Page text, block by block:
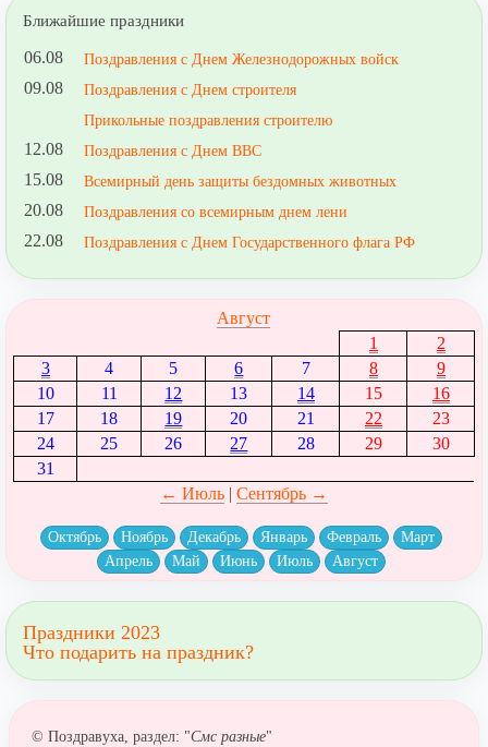
Ближайшие праздники
06.08 Поздравления с Днем Железнодорожных войск
09.08
Поздравления с Днем строителя
Прикольные поздравления строителю
12.08 Поздравления с Днем ВВС
15.08 Всемирный день защиты бездомных животных
20.08 Поздравления со всемирным днем лени
22.08 Поздравления с Днем Государственного флага РФ
Август
1
2
3
4 5 6 7 8
9
10
11 12 13 14 15
16
17
18 19 20 21 22
23
24
25 26 27 28 29
30
31
← Июль| Сентябрь →
Октябрь Ноябрь Декабрь Январь Февраль
Март
Апрель
Май Июнь Июль Август
Праздники 2023
Что подарить на праздник?
© Поздравуха, раздел: "Смс разные"